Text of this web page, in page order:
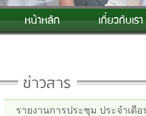
รายงานการประชุม ประจำเดื